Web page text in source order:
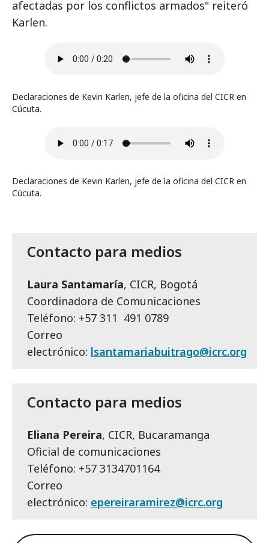
afectadas por los conflictos armados" reiteró
Karlen.
Declaraciones de Kevin Karlen, jefe de la oficina del CICR en
Cúcuta.
Declaraciones de Kevin Karlen, jefe de la oficina del CICR en
Cúcuta.
Contacto para medios
Laura Santamaría, CICR, Bogotá
Coordinadora de Comunicaciones
Teléfono: +57 311 491 0789
Correo
electrónico: lsantamariabuitrago@icrc.org
Contacto para medios
Eliana Pereira, CICR, Bucaramanga
Oficial de comunicaciones
Teléfono: +57 3134701164
Correo
electrónico: epereiraramirez@icrc.org